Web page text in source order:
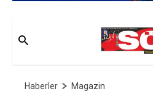
Haberler Magazin